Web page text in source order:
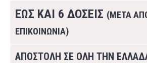
ΕΩΣ ΚΑΙ 6 ΔΟΣΕΙΣ (ΜΕΤΑ
ΕΠΙΚΟΙΝΩΝΙΑ)
ΑΠΟΣΤΟΛΗ ΣΕ ΟΛΗ ΤΗΝ